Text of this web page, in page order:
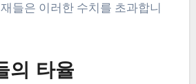
들은 이러한 수치를 초과합니
의 타율